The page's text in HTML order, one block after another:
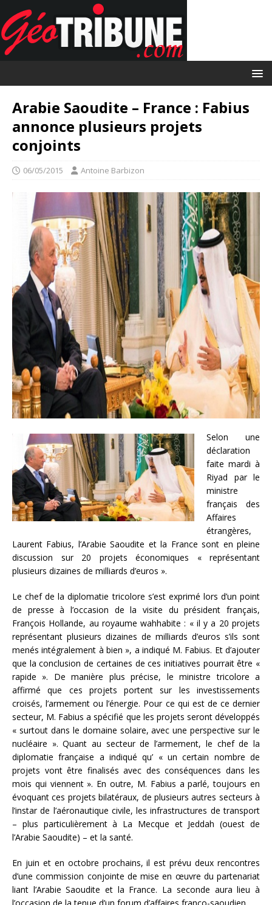
Arabie Saoudite – France : Fabius
annonce plusieurs projets
conjoints
06/05/2015 Antoine Barbizon
Selon une
déclaration
faite mardi à
Riyad par le
ministre
français des
Affaires
étrangères,
Laurent Fabius, l’Arabie Saoudite et la France sont en pleine
discussion sur 20 projets économiques « représentant
plusieurs dizaines de milliards d’euros ».
Le chef de la diplomatie tricolore s’est exprimé lors d’un point
de presse à l’occasion de la visite du président français,
François Hollande, au royaume wahhabite : « il y a 20 projets
représentant plusieurs dizaines de milliards d’euros s’ils sont
menés intégralement à bien », a indiqué M. Fabius. Et d’ajouter
que la conclusion de certaines de ces initiatives pourrait être «
rapide ». De manière plus précise, le ministre tricolore a
affirmé que ces projets portent sur les investissements
croisés, l’armement ou l’énergie. Pour ce qui est de ce dernier
secteur, M. Fabius a spécifié que les projets seront développés
« surtout dans le domaine solaire, avec une perspective sur le
nucléaire ». Quant au secteur de l’armement, le chef de la
diplomatie française a indiqué qu’ « un certain nombre de
projets vont être finalisés avec des conséquences dans les
mois qui viennent ». En outre, M. Fabius a parlé, toujours en
évoquant ces projets bilatéraux, de plusieurs autres secteurs à
l’instar de l’aéronautique civile, les infrastructures de transport
– plus particulièrement à La Mecque et Jeddah (ouest de
l’Arabie Saoudite) – et la santé.
En juin et en octobre prochains, il est prévu deux rencontres
d’une commission conjointe de mise en œuvre du partenariat
liant l’Arabie Saoudite et la France. La seconde aura lieu à